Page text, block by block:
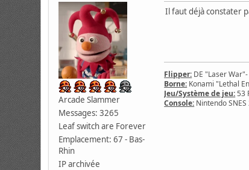
Arcade Slammer
Messages: 3265
Leaf switch are Forever
Emplacement: 67 - Bas-
Rhin
IP archivée
Il faut déjà constater
Flipper: DE "Laser
Borne: Konami "Lethal
Jeu/Système de jeu:53
Console: Nintendo SNES